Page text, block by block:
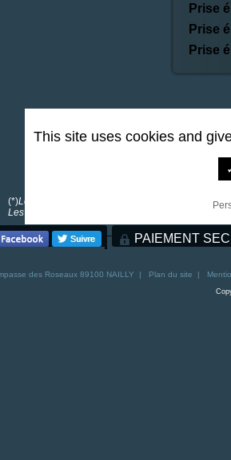
Prise
Prise
Prise
(*)Les frais de port sont offerts pour toutes
Les frais de port pour la Corse sont de 30€. Les
PAIEMENT
des Roseaux 89100 NAILLY | Plan du site |
This site uses cookies and